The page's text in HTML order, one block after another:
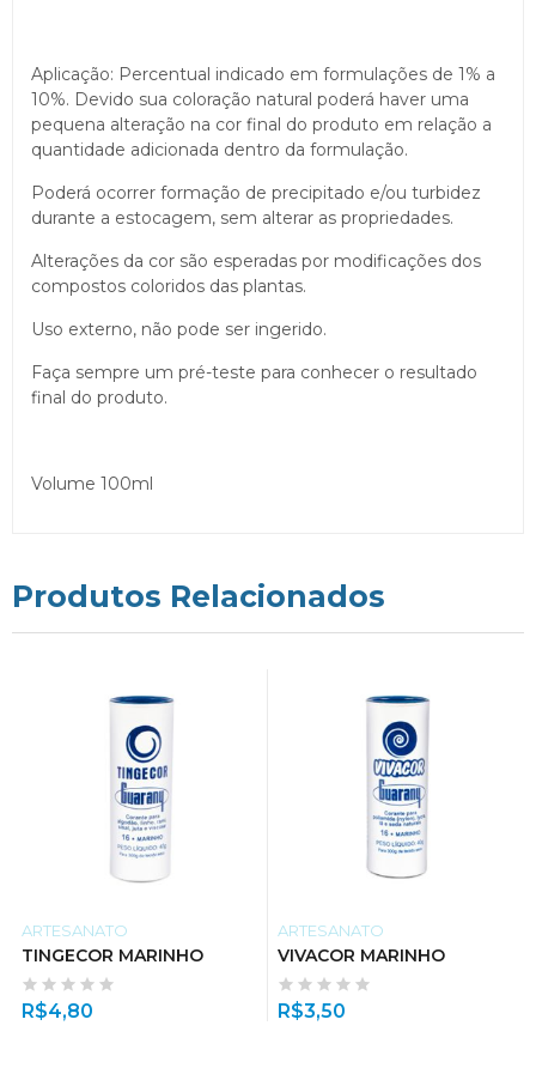
Aplicação: Percentual indicado em formulações de 1% a
10%. Devido sua coloração natural poderá haver uma
pequena alteração na cor final do produto em relação a
quantidade adicionada dentro da formulação.
Poderá ocorrer formação de precipitado e/ou turbidez
durante a estocagem, sem alterar as propriedades.
Alterações da cor são esperadas por modificações dos
compostos coloridos das plantas.
Uso externo, não pode ser ingerido.
Faça sempre um pré-teste para conhecer o resultado
final do produto.
Volume 100ml
Produtos Relacionados
ARTESANATO
TINGECOR MARINHO
R$4,80
ARTESANATO
VIVACOR MARINHO
R$3,50